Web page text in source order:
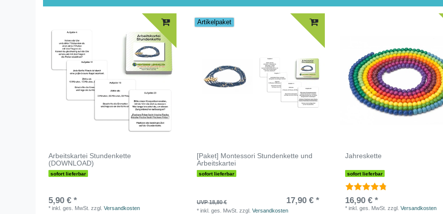
Arbeitskartei Stundenkette
(DOWNLOAD)
sofort lieferbar
5,90 € *
*inkl. ges. MwSt. zzgl.Versandkosten
Artikelpaket
[Paket] Montessori Stundenkette und
Arbeitskartei
sofort lieferbar
UVP 18,80 € 17,90 € *
*inkl. ges. MwSt. zzgl.Versandkosten
Jahreskette
sofort lieferbar
16,90 € *
*inkl. ges. MwSt. zzgl.Versandkosten